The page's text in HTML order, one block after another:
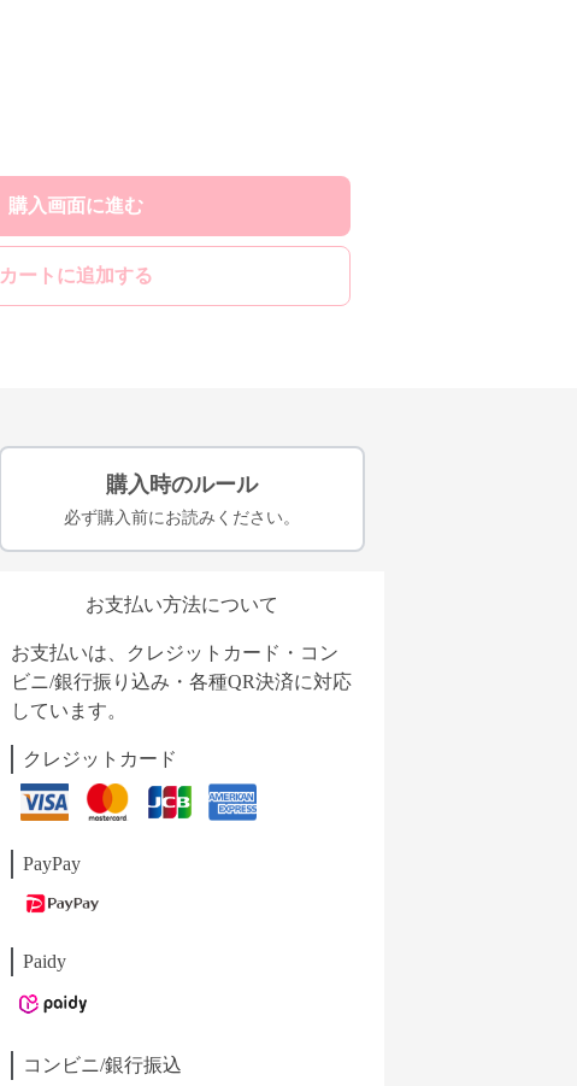
購入画面に進む
カートに追加する
購入時のルール
必ず購入前にお読みください。
お支払い方法について
お支払いは、クレジットカード・コン
ビニ/銀行振り込み・各種QR決済に対応
しています。
クレジットカード
PayPay
Paidy
コンビニ/銀行振込